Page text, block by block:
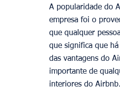
A popularidade do
empresa foi o
que qualquer
que significa que
das vantagens do
importante de
interiores do Airbnb.